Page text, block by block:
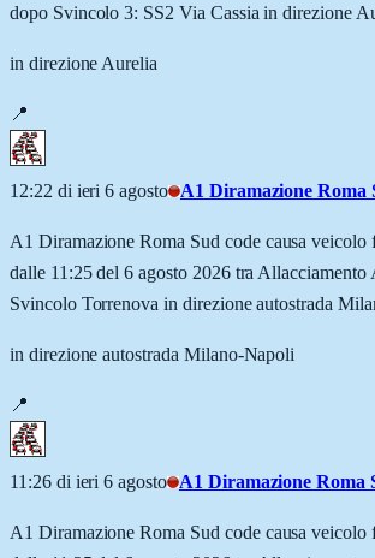
dopo Svincolo 3: SS2 Via Cassia in direzione
in direzione Aurelia
📍
12:22 di ieri 6 agosto A1 Diramazione Roma
A1 Diramazione Roma Sud code causa veicolo
dalle 11:25 del 6 agosto 2026 tra
Svincolo Torrenova in direzione autostrada
in direzione autostrada Milano-Napoli
📍
11:26 di ieri 6 agosto A1 Diramazione Roma
A1 Diramazione Roma Sud code causa veicolo